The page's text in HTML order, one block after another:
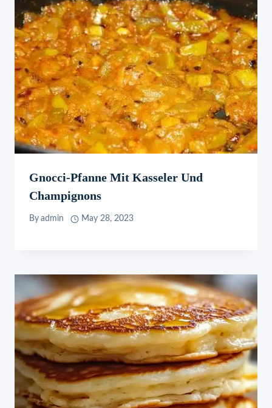
Gnocci-Pfanne Mit Kasseler Und
Champignons
By admin May 28, 2023